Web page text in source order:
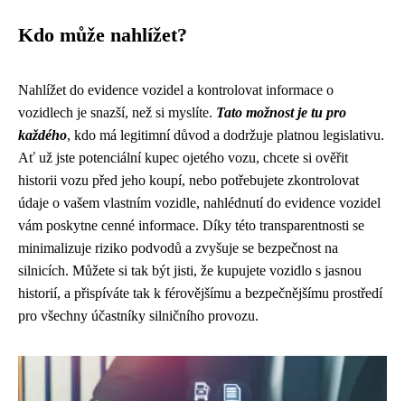
Kdo může nahlížet?
Nahlížet do evidence vozidel a kontrolovat informace o
vozidlech je snazší, než si myslíte. Tato možnost je tu pro
každého, kdo má legitimní důvod a dodržuje platnou legislativu.
Ať už jste potenciální kupec ojetého vozu, chcete si ověřit
historii vozu před jeho koupí, nebo potřebujete zkontrolovat
údaje o vašem vlastním vozidle, nahlédnutí do evidence vozidel
vám poskytne cenné informace. Díky této transparentnosti se
minimalizuje riziko podvodů a zvyšuje se bezpečnost na
silnicích. Můžete si tak být jisti, že kupujete vozidlo s jasnou
historií, a přispíváte tak k férovějšímu a bezpečnějšímu prostředí
pro všechny účastníky silničního provozu.